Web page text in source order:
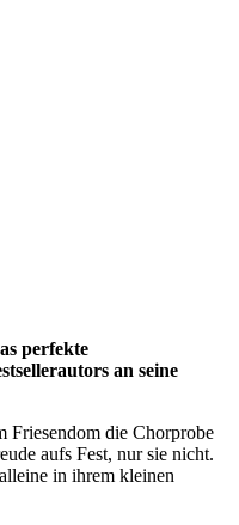
perfekte
an seine
Friesendom die Chorprobe
aufs Fest, nur sie nicht.
in ihrem kleinen